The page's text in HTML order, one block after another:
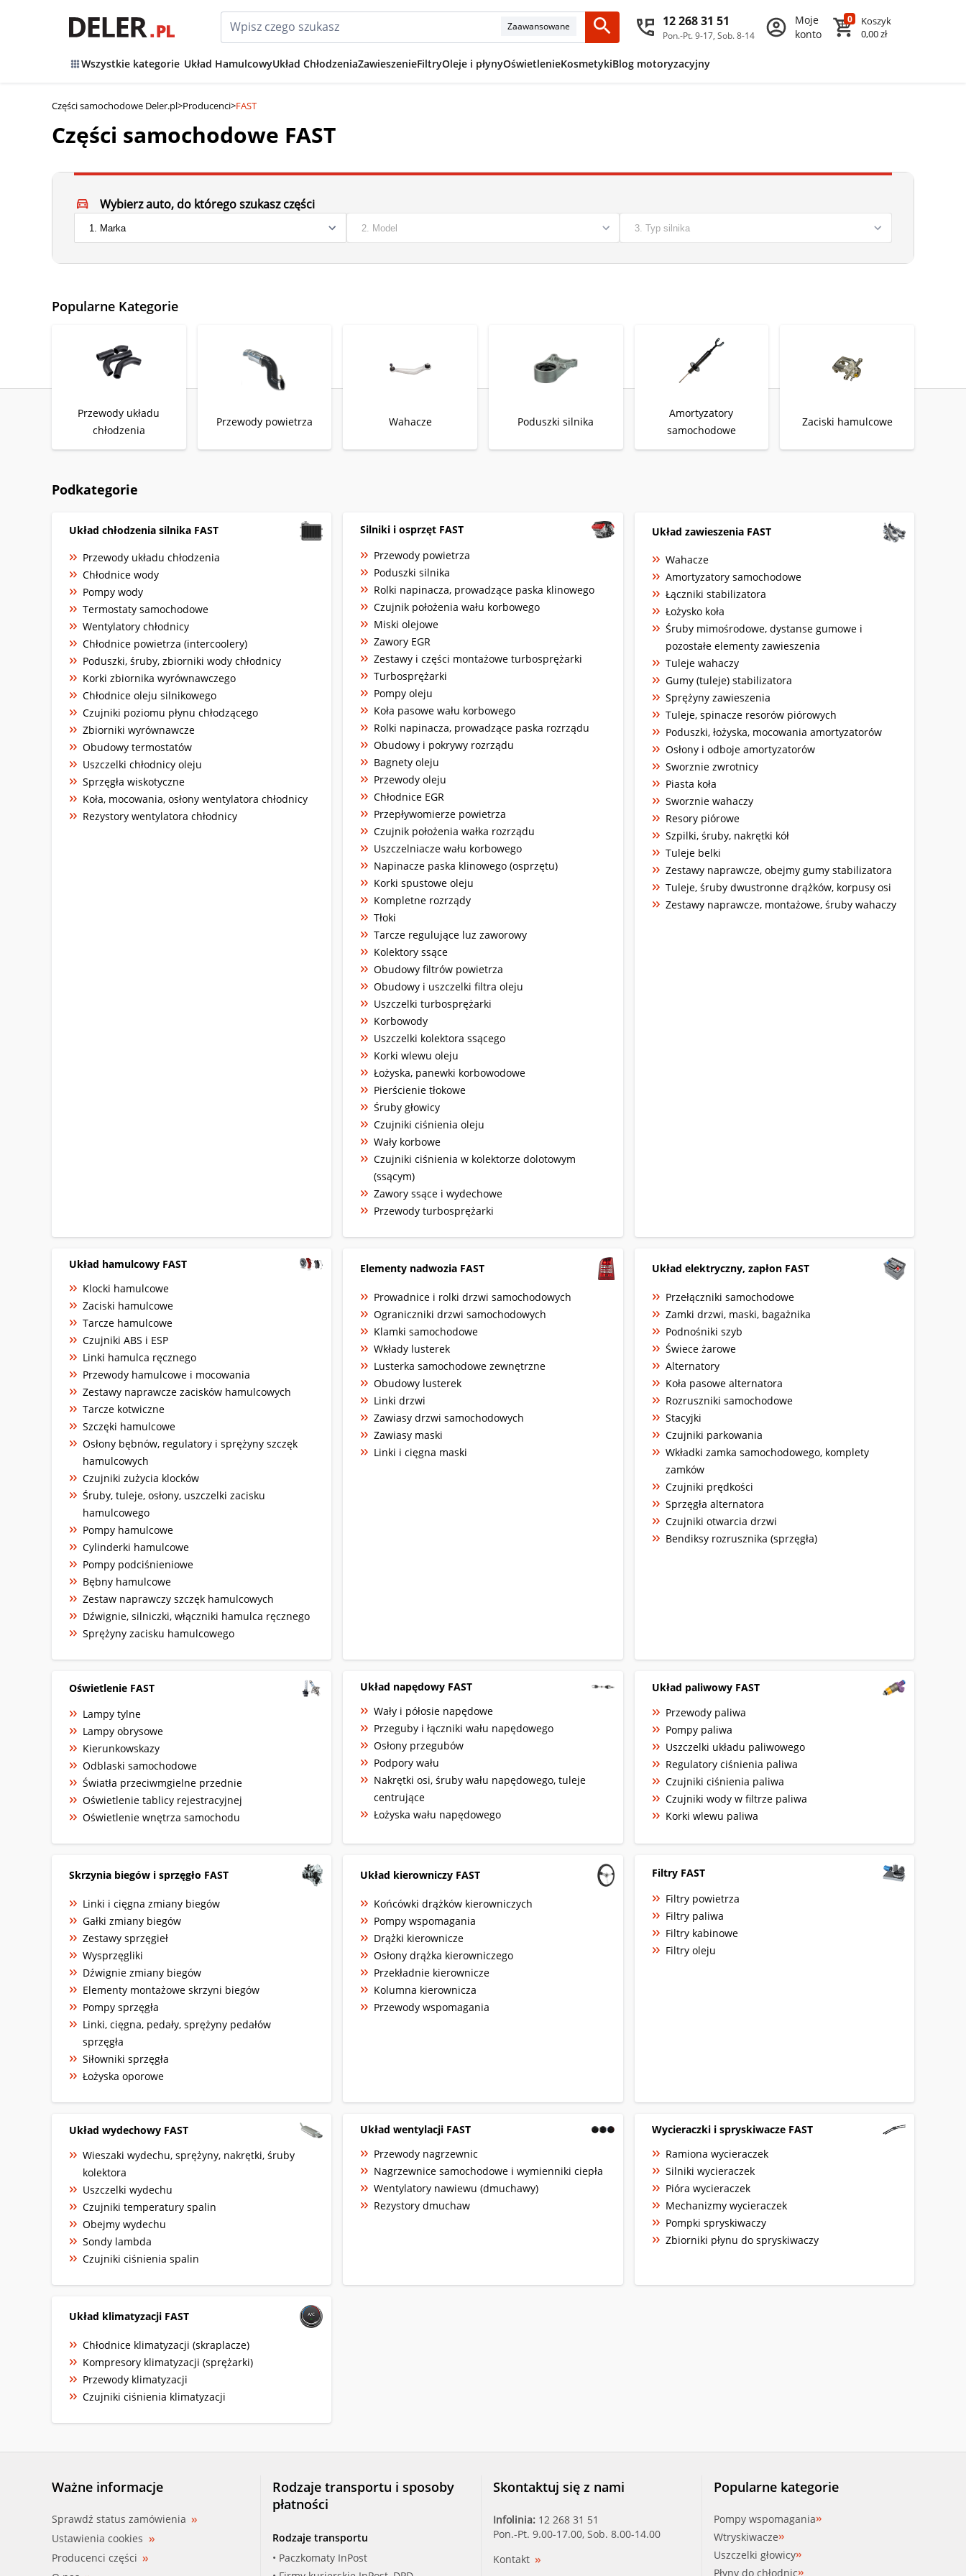
Zaawansowane 12 268 31 51
Pon.-Pt. 9-17, Sob. 8-14
Moje
konto
0
Koszyk
0,00 zł
Wszystkie kategorie Układ HamulcowyUkład ChłodzeniaZawieszenieFiltryOleje i płynyOświetlenieKosmetykiBlog motoryzacyjny
Części samochodowe Deler.pl>Producenci>FAST
Części samochodowe FAST
Wybierz auto, do którego szukasz części
Popularne Kategorie
Przewody układu
chłodzenia
Przewody powietrza Wahacze Poduszki silnika
Amortyzatory
samochodowe
Zaciski hamulcowe
Podkategorie
Układ chłodzenia silnika FAST
Przewody układu chłodzenia
Chłodnice wody
Pompy wody
Termostaty samochodowe
Wentylatory chłodnicy
Chłodnice powietrza (intercoolery)
Poduszki, śruby, zbiorniki wody chłodnicy
Korki zbiornika wyrównawczego
Chłodnice oleju silnikowego
Czujniki poziomu płynu chłodzącego
Zbiorniki wyrównawcze
Obudowy termostatów
Uszczelki chłodnicy oleju
Sprzęgła wiskotyczne
Koła, mocowania, osłony wentylatora chłodnicy
Rezystory wentylatora chłodnicy
Silniki i osprzęt FAST
Przewody powietrza
Poduszki silnika
Rolki napinacza, prowadzące paska klinowego
Czujnik położenia wału korbowego
Miski olejowe
Zawory EGR
Zestawy i części montażowe turbosprężarki
Turbosprężarki
Pompy oleju
Koła pasowe wału korbowego
Rolki napinacza, prowadzące paska rozrządu
Obudowy i pokrywy rozrządu
Bagnety oleju
Przewody oleju
Chłodnice EGR
Przepływomierze powietrza
Czujnik położenia wałka rozrządu
Uszczelniacze wału korbowego
Napinacze paska klinowego (osprzętu)
Korki spustowe oleju
Kompletne rozrządy
Tłoki
Tarcze regulujące luz zaworowy
Kolektory ssące
Obudowy filtrów powietrza
Obudowy i uszczelki filtra oleju
Uszczelki turbosprężarki
Korbowody
Uszczelki kolektora ssącego
Korki wlewu oleju
Łożyska, panewki korbowodowe
Pierścienie tłokowe
Śruby głowicy
Czujniki ciśnienia oleju
Wały korbowe
Czujniki ciśnienia w kolektorze dolotowym
(ssącym)
Zawory ssące i wydechowe
Przewody turbosprężarki
Układ zawieszenia FAST
Wahacze
Amortyzatory samochodowe
Łączniki stabilizatora
Łożysko koła
Śruby mimośrodowe, dystanse gumowe i
pozostałe elementy zawieszenia
Tuleje wahaczy
Gumy (tuleje) stabilizatora
Sprężyny zawieszenia
Tuleje, spinacze resorów piórowych
Poduszki, łożyska, mocowania amortyzatorów
Osłony i odboje amortyzatorów
Sworznie zwrotnicy
Piasta koła
Sworznie wahaczy
Resory piórowe
Szpilki, śruby, nakrętki kół
Tuleje belki
Zestawy naprawcze, obejmy gumy stabilizatora
Tuleje, śruby dwustronne drążków, korpusy osi
Zestawy naprawcze, montażowe, śruby wahaczy
Układ hamulcowy FAST
Klocki hamulcowe
Zaciski hamulcowe
Tarcze hamulcowe
Czujniki ABS i ESP
Linki hamulca ręcznego
Przewody hamulcowe i mocowania
Zestawy naprawcze zacisków hamulcowych
Tarcze kotwiczne
Szczęki hamulcowe
Osłony bębnów, regulatory i sprężyny szczęk
hamulcowych
Czujniki zużycia klocków
Śruby, tuleje, osłony, uszczelki zacisku
hamulcowego
Pompy hamulcowe
Cylinderki hamulcowe
Pompy podciśnieniowe
Bębny hamulcowe
Zestaw naprawczy szczęk hamulcowych
Dźwignie, silniczki, włączniki hamulca ręcznego
Sprężyny zacisku hamulcowego
Elementy nadwozia FAST
Prowadnice i rolki drzwi samochodowych
Ograniczniki drzwi samochodowych
Klamki samochodowe
Wkłady lusterek
Lusterka samochodowe zewnętrzne
Obudowy lusterek
Linki drzwi
Zawiasy drzwi samochodowych
Zawiasy maski
Linki i cięgna maski
Układ elektryczny, zapłon FAST
Przełączniki samochodowe
Zamki drzwi, maski, bagażnika
Podnośniki szyb
Świece żarowe
Alternatory
Koła pasowe alternatora
Rozruszniki samochodowe
Stacyjki
Czujniki parkowania
Wkładki zamka samochodowego, komplety
zamków
Czujniki prędkości
Sprzęgła alternatora
Czujniki otwarcia drzwi
Bendiksy rozrusznika (sprzęgła)
Oświetlenie FAST
Lampy tylne
Lampy obrysowe
Kierunkowskazy
Odblaski samochodowe
Światła przeciwmgielne przednie
Oświetlenie tablicy rejestracyjnej
Oświetlenie wnętrza samochodu
Układ napędowy FAST
Wały i półosie napędowe
Przeguby i łączniki wału napędowego
Osłony przegubów
Podpory wału
Nakrętki osi, śruby wału napędowego, tuleje
centrujące
Łożyska wału napędowego
Układ paliwowy FAST
Przewody paliwa
Pompy paliwa
Uszczelki układu paliwowego
Regulatory ciśnienia paliwa
Czujniki ciśnienia paliwa
Czujniki wody w filtrze paliwa
Korki wlewu paliwa
Skrzynia biegów i sprzęgło FAST
Linki i cięgna zmiany biegów
Gałki zmiany biegów
Zestawy sprzęgieł
Wysprzęgliki
Dźwignie zmiany biegów
Elementy montażowe skrzyni biegów
Pompy sprzęgła
Linki, cięgna, pedały, sprężyny pedałów
sprzęgła
Siłowniki sprzęgła
Łożyska oporowe
Układ kierowniczy FAST
Końcówki drążków kierowniczych
Pompy wspomagania
Drążki kierownicze
Osłony drążka kierowniczego
Przekładnie kierownicze
Kolumna kierownicza
Przewody wspomagania
Filtry FAST
Filtry powietrza
Filtry paliwa
Filtry kabinowe
Filtry oleju
Układ wydechowy FAST
Wieszaki wydechu, sprężyny, nakrętki, śruby
kolektora
Uszczelki wydechu
Czujniki temperatury spalin
Obejmy wydechu
Sondy lambda
Czujniki ciśnienia spalin
Układ wentylacji FAST
Przewody nagrzewnic
Nagrzewnice samochodowe i wymienniki ciepła
Wentylatory nawiewu (dmuchawy)
Rezystory dmuchaw
Wycieraczki i spryskiwacze FAST
Ramiona wycieraczek
Silniki wycieraczek
Pióra wycieraczek
Mechanizmy wycieraczek
Pompki spryskiwaczy
Zbiorniki płynu do spryskiwaczy
Układ klimatyzacji FAST
Chłodnice klimatyzacji (skraplacze)
Kompresory klimatyzacji (sprężarki)
Przewody klimatyzacji
Czujniki ciśnienia klimatyzacji
Ważne informacje
Sprawdź status zamówienia
Ustawienia cookies
Producenci części
Rodzaje transportu i sposoby
płatności
Rodzaje transportu
• Paczkomaty InPost
Skontaktuj się z nami
Infolinia: 12 268 31 51
Pon.-Pt. 9.00-17.00, Sob. 8.00-14.00
Kontakt
Popularne kategorie
Pompy wspomagania
Wtryskiwacze
Uszczelki głowicy
Płyny do chłodnic